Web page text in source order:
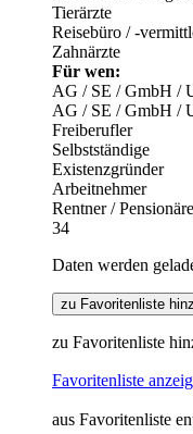
Tierärzte
Reisebüro / -
Zahnärzte
Für wen:
AG / SE / GmbH /
AG / SE / GmbH /
Freiberufler
Selbstständige
Existenzgründer
Arbeitnehmer
Rentner / Pensionäre
34
Daten werden
zu Favoritenliste
zu Favoritenliste
Favoritenliste
aus Favoritenliste